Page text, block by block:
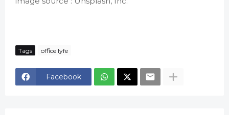
Tags office lyfe
Facebook